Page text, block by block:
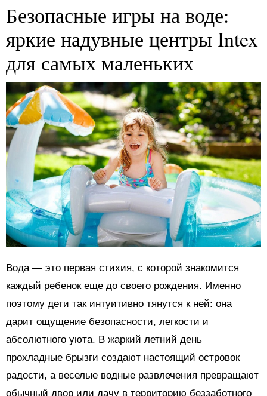
Безопасные игры на воде:
яркие надувные центры Intex
для самых маленьких
Вода — это первая стихия, с которой знакомится
каждый ребенок еще до своего рождения. Именно
поэтому дети так интуитивно тянутся к ней: она
дарит ощущение безопасности, легкости и
абсолютного уюта. В жаркий летний день
прохладные брызги создают настоящий островок
радости, а веселые водные развлечения превращают
обычный двор или дачу в территорию беззаботного